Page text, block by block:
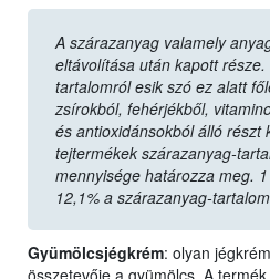
A szárazanyag valamely
eltávolítása után kapott
tartalomról esik szó ez alatt
zsírokból, fehérjékből,
és antioxidánsokból álló részt
tejtermékek szárazanyag-
mennyisége határozza meg.
12,1% a szárazanyag-
Gyümölcsjégkrém: olyan